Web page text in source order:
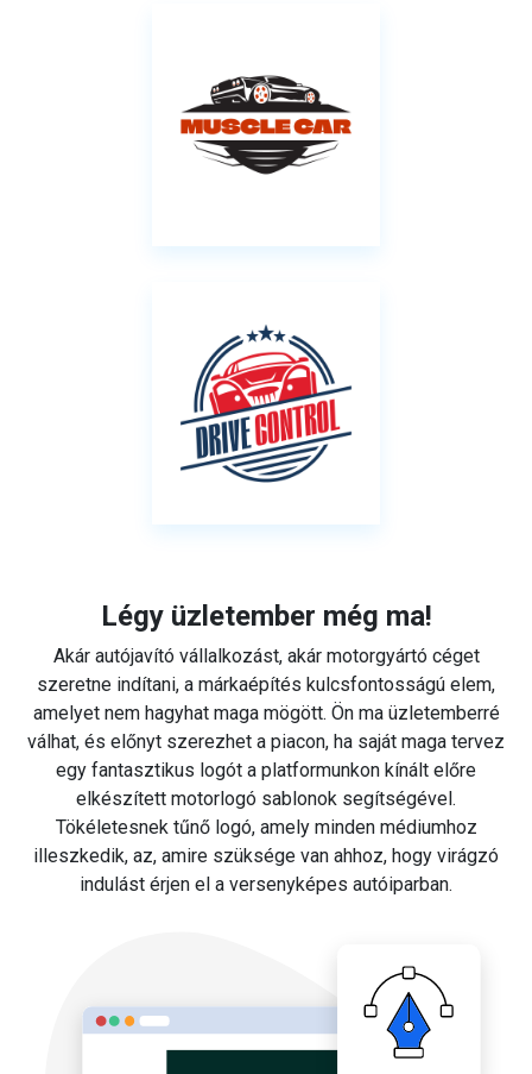
Légy üzletember még ma!
Akár autójavító vállalkozást, akár motorgyártó céget
szeretne indítani, a márkaépítés kulcsfontosságú elem,
amelyet nem hagyhat maga mögött. Ön ma üzletemberré
válhat, és előnyt szerezhet a piacon, ha saját maga tervez
egy fantasztikus logót a platformunkon kínált előre
elkészített motorlogó sablonok segítségével.
Tökéletesnek tűnő logó, amely minden médiumhoz
illeszkedik, az, amire szüksége van ahhoz, hogy virágzó
indulást érjen el a versenyképes autóiparban.